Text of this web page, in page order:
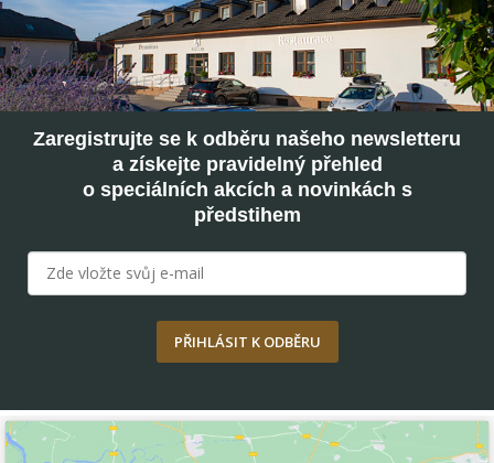
Zaregistrujte se k odběru našeho newsletteru
a získejte pravidelný přehled
o speciálních akcích a novinkách s
předstihem
PŘIHLÁSIT K ODBĚRU